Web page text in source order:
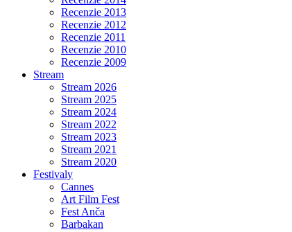
Recenzie 2013
Recenzie 2012
Recenzie 2011
Recenzie 2010
Recenzie 2009
Stream
Stream 2026
Stream 2025
Stream 2024
Stream 2022
Stream 2023
Stream 2021
Stream 2020
Festivaly
Cannes
Art Film Fest
Fest Anča
Barbakan